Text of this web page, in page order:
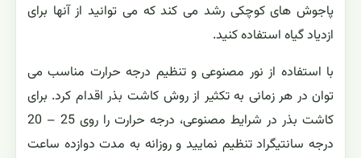
پاجوش های كوچكی رشد می كند كه می توانید از آنها برای
ازدیاد گیاه استفاده كنید.
با استفاده از نور مصنوعی و تنظیم درجه حرارت مناسب می
توان در هر زمانی به تکثیر از روش كاشت بذر اقدام كرد. برای
كاشت بذر در شرایط مصنوعی، درجه حرارت را روی 25 – 20
درجه سانتیگراد تنظیم نمایید و روزانه به مدت دوازده ساعت